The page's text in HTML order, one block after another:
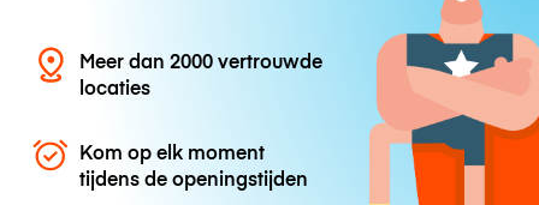
Meer dan 2000 vertrouwde
locaties
Kom op elk moment
tijdens de openingstijden